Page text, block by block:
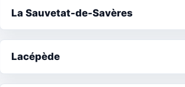
La Sauvetat-de-Savères
Lacépède